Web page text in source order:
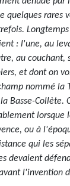
quelques rares
Longtemps
: l'une, au
au couchant,
et dont on
nommé
Basse-Collète.
lorsque
ou à
qui les
devaient
l'invention